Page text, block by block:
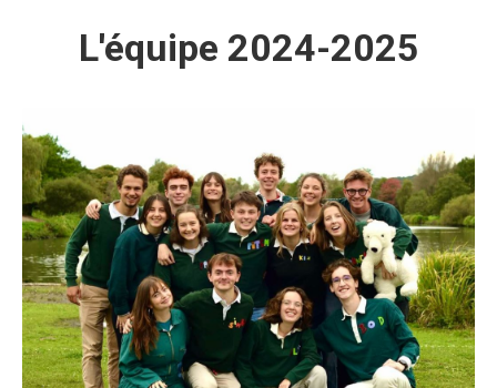
L'équipe 2024-2025